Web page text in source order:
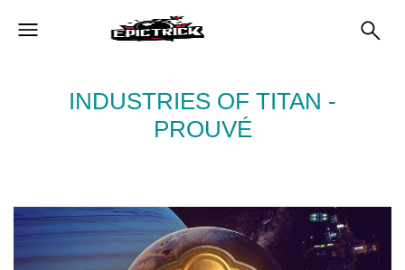
INDUSTRIES OF TITAN -
PROUVÉ